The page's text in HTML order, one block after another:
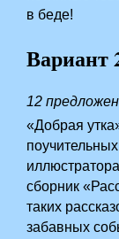
в беде!
Вариант
12
«Добрая
сборник
таких
забавных